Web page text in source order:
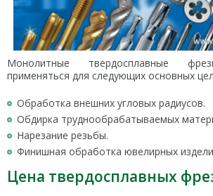
Монолитные твердосплавные
применяться для следующих основных
Обработка внешних угловых радиусов.
Обдирка труднообрабатываемых
Нарезание резьбы.
Финишная обработка ювелирных
Цена твердосплавных